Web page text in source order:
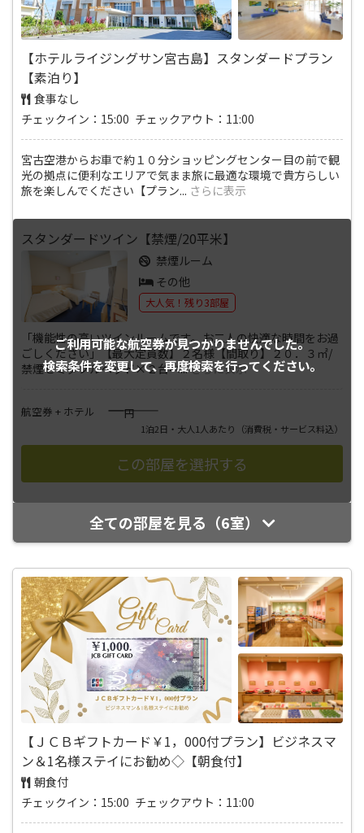
【ホテルライジングサン宮古島】スタンダードプラン
【素泊り】
食事なし
チェックイン：15:00 チェックアウト：11:00
宮古空港からお車で約１０分ショッピングセンター目の前で観
光の拠点に便利なエリアで気まま旅に最適な環境で貴方らしい
旅を楽しんでください【プラン... さらに表示
ご利用可能な航空券が見つかりませんでした。
検索条件を変更して、再度検索を行ってください。
スタンダードツイン【禁煙/20平米】
禁煙ルーム
その他
大人気！残り3部屋
「機能性の高いツインルームです。お二人の快適な時間をお過
ごしください」【最大定員数】２名様【間取り】２０．３㎡/
禁煙セミダブルベッド×２台ベ...さらに表示
航空券 + ホテル ――――円
1泊2日・大人1人あたり （消費税・サービス料込）
全ての部屋を見る（6室）
【ＪＣＢギフトカード￥1，000付プラン】ビジネスマ
ン＆1名様ステイにお勧め◇【朝食付】
朝食付
チェックイン：15:00 チェックアウト：11:00